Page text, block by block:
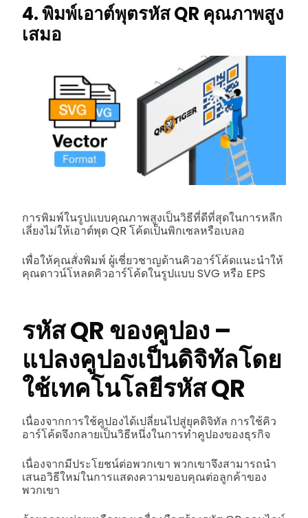
4. พิมพ์เอาต์พุตรหัส QR คุณภาพสูง
เสมอ
การพิมพ์ในรูปแบบคุณภาพสูงเป็นวิธีที่ดีที่สุดในการหลีก
เลี่ยงไม่ให้เอาต์พุต QR โค้ดเป็นพิกเซลหรือเบลอ
เพื่อให้คุณสั่งพิมพ์ ผู้เชี่ยวชาญด้านคิวอาร์โค้ดแนะนำให้
คุณดาวน์โหลดคิวอาร์โค้ดในรูปแบบ SVG หรือ EPS
รหัส QR ของคูปอง –
แปลงคูปองเป็นดิจิทัลโดย
ใช้เทคโนโลยีรหัส QR
เนื่องจากการใช้คูปองได้เปลี่ยนไปสู่ยุคดิจิทัล การใช้คิว
อาร์โค้ดจึงกลายเป็นวิธีหนึ่งในการทำคูปองของธุรกิจ
เนื่องจากมีประโยชน์ต่อพวกเขา พวกเขาจึงสามารถนำ
เสนอวิธีใหม่ในการแสดงความขอบคุณต่อลูกค้าของ
พวกเขา